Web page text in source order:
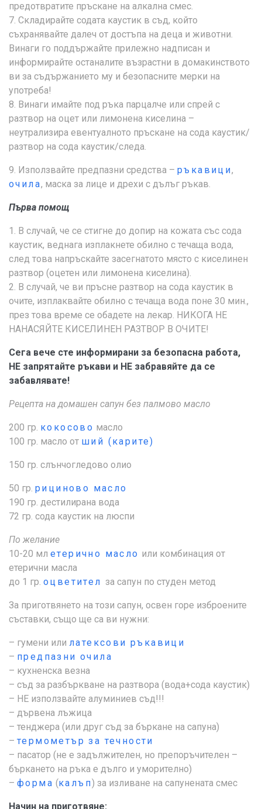
предотвратите пръскане на алкална смес.
7. Складирайте содата каустик в съд, който
съхранявайте далеч от достъпа на деца и животни.
Винаги го поддържайте прилежно надписан и
информирайте останалите възрастни в домакинството
ви за съдържанието му и безопасните мерки на
употреба!
8. Винаги имайте под ръка парцалче или спрей с
разтвор на оцет или лимонена киселина –
неутрализира евентуалното пръскане на сода каустик/
разтвор на сода каустик/следа.
9. Използвайте предпазни средства – ръкавици,
очила, маска за лице и дрехи с дълъг ръкав.
Първа помощ
1. В случай, че се стигне до допир на кожата със сода
каустик, веднага изплакнете обилно с течаща вода,
след това напръскайте засегнатото място с киселинен
разтвор (оцетен или лимонена киселина).
2. В случай, че ви пръсне разтвор на сода каустик в
очите, изплаквайте обилно с течаща вода поне 30 мин.,
през това време се обадете на лекар. НИКОГА НЕ
НАНАСЯЙТЕ КИСЕЛИНЕН РАЗТВОР В ОЧИТЕ!
Сега вече сте информирани за безопасна работа,
НЕ запрятайте ръкави и НЕ забравяйте да се
забавлявате!
Рецепта на домашен сапун без палмово масло
200 гр. кокосово масло
100 гр. масло от ший (карите)
150 гр. слънчогледово олио
50 гр. рициново масло
190 гр. дестилирана вода
72 гр. сода каустик на люспи
По желание
10-20 мл етерично масло или комбинация от
етерични масла
до 1 гр. оцветител за сапун по студен метод
За приготвянето на този сапун, освен горе изброените
съставки, също ще са ви нужни:
– гумени или латексови ръкавици
– предпазни очила
– кухненска везна
– съд за разбъркване на разтвора (вода+сода каустик)
– НЕ използвайте алуминиев съд!!!
– дървена лъжица
– тенджера (или друг съд за бъркане на сапуна)
– термометър за течности
– пасатор (не е задължителен, но препоръчителен –
бъркането на ръка е дълго и уморително)
– форма (калъп) за изливане на сапунената смес
Начин на приготвяне: